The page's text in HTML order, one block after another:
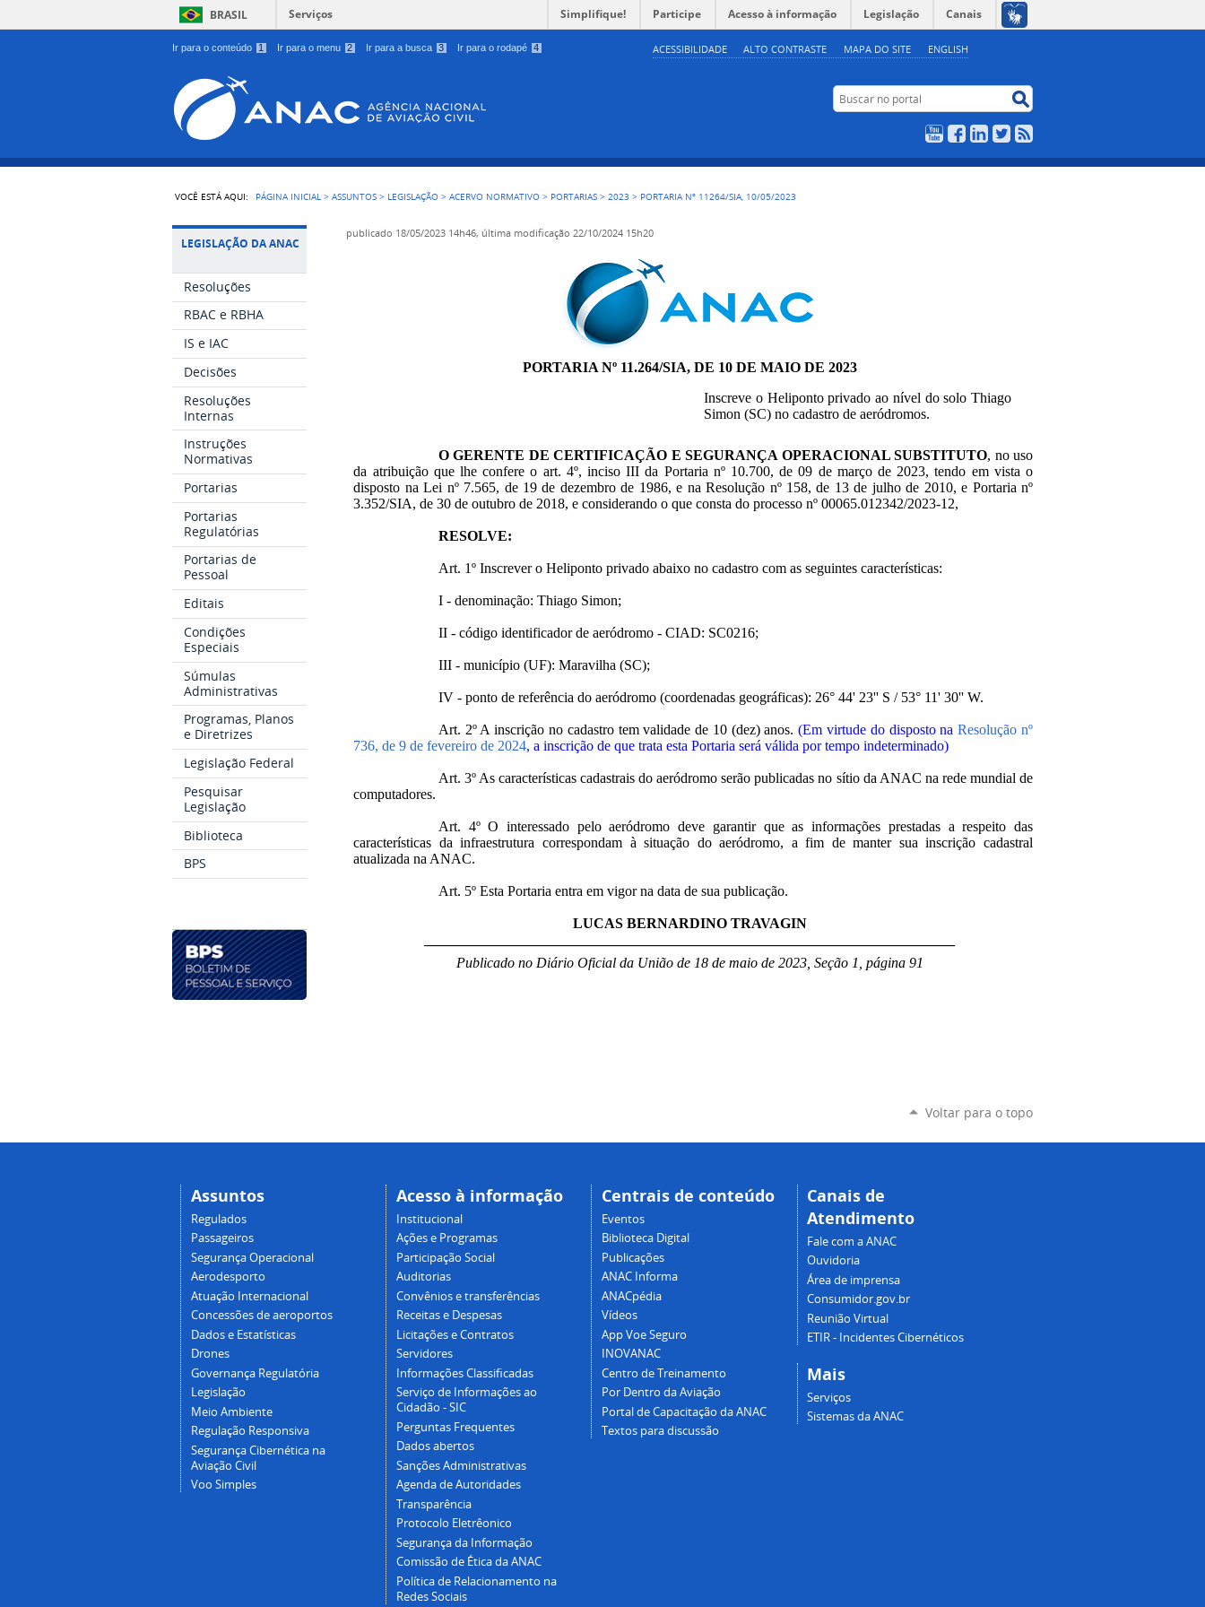
Ir para o conteúdo 1 Ir para o menu 2 Ir para a busca 3 Ir para o rodapé 4 ACESSIBILIDADE ALTO CONTRASTE MAPA DO SITE ENGLISH
BRASIL Serviços Simplifique! Participe Acesso à informação Legislação Canais
Buscar no portal
YouTubeFacebookLinkedIn
Twitter
VOCÊ ESTÁ AQUI: PÁGINA INICIAL >ASSUNTOS > LEGISLAÇÃO >ACERVO NORMATIVO > PORTARIAS >2023 > PORTARIA Nº 11264/SIA, 10/05/2023
LEGISLAÇÃO DA ANAC
Resoluções
RBAC e RBHA
IS e IAC
Decisões
Resoluções
Internas
Instruções
Normativas
Portarias
Portarias
Regulatórias
Portarias de
Pessoal
Editais
Condições
Especiais
Súmulas
Administrativas
Programas, Planos
e Diretrizes
Legislação Federal
Pesquisar
Legislação
Biblioteca
BPS
publicado 18/05/2023 14h46, última modificação 22/10/2024 15h20
PORTARIA Nº 11.264/SIA, DE 10 DE MAIO DE 2023
Inscreve o Heliponto privado ao nível do solo Thiago
Simon (SC) no cadastro de aeródromos.
O GERENTE DE CERTIFICAÇÃO E SEGURANÇA OPERACIONAL SUBSTITUTO, no uso
da atribuição que lhe confere o art. 4º, inciso III da Portaria nº 10.700, de 09 de março de 2023, tendo em vista o
disposto na Lei nº 7.565, de 19 de dezembro de 1986, e na Resolução nº 158, de 13 de julho de 2010, e Portaria nº
3.352/SIA, de 30 de outubro de 2018, e considerando o que consta do processo nº 00065.012342/2023-12,
RESOLVE:
Art. 1º Inscrever o Heliponto privado abaixo no cadastro com as seguintes características:
I - denominação: Thiago Simon;
II - código identificador de aeródromo - CIAD: SC0216;
III - município (UF): Maravilha (SC);
IV - ponto de referência do aeródromo (coordenadas geográficas): 26° 44' 23'' S / 53° 11' 30'' W.
Art. 2º A inscrição no cadastro tem validade de 10 (dez) anos.(Em virtude do disposto naResolução nº
736, de 9 de fevereiro de 2024, a inscrição de que trata esta Portaria será válida por tempo indeterminado)
Art. 3º As características cadastrais do aeródromo serão publicadas no sítio da ANAC na rede mundial de
computadores.
Art. 4º O interessado pelo aeródromo deve garantir que as informações prestadas a respeito das
características da infraestrutura correspondam à situação do aeródromo, a fim de manter sua inscrição cadastral
atualizada na ANAC.
Art. 5º Esta Portaria entra em vigor na data de sua publicação.
LUCAS BERNARDINO TRAVAGIN
Publicado no Diário Oficial da União de 18 de maio de 2023, Seção 1, página 91
Voltar para o topo
Assuntos
Regulados
Passageiros
Segurança Operacional
Aerodesporto
Atuação Internacional
Concessões de aeroportos
Dados e Estatísticas
Drones
Governança Regulatória
Legislação
Meio Ambiente
Regulação Responsiva
Segurança Cibernética na
Aviação Civil
Voo Simples
Acesso à informação
Institucional
Ações e Programas
Participação Social
Auditorias
Convênios e transferências
Receitas e Despesas
Licitações e Contratos
Servidores
Informações Classificadas
Serviço de Informações ao
Cidadão - SIC
Perguntas Frequentes
Dados abertos
Sanções Administrativas
Agenda de Autoridades
Transparência
Protocolo Eletrêonico
Segurança da Informação
Comissão de Ética da ANAC
Política de Relacionamento na
Redes Sociais
Centrais de conteúdo
Eventos
Biblioteca Digital
Publicações
ANAC Informa
ANACpédia
Vídeos
App Voe Seguro
INOVANAC
Centro de Treinamento
Por Dentro da Aviação
Portal de Capacitação da ANAC
Textos para discussão
Canais de
Atendimento
Fale com a ANAC
Ouvidoria
Área de imprensa
Consumidor.gov.br
Reunião Virtual
ETIR - Incidentes Cibernéticos
Mais
Serviços
Sistemas da ANAC